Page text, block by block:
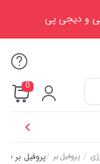
0
/ پروفیل بر /پروفیل بر ۲۴۰۰ وات صنعتی آروا مدل ۵۶۳۳